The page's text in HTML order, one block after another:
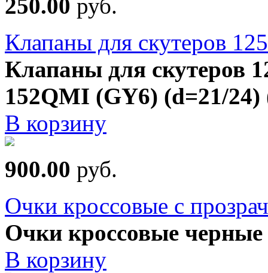
250.00 руб.
Клапаны для скутеров
Клапаны для скутеров
152QMI (GY6) (d=21/24)
В корзину
900.00 руб.
Очки кроссовые с
Очки кроссовые
В корзину